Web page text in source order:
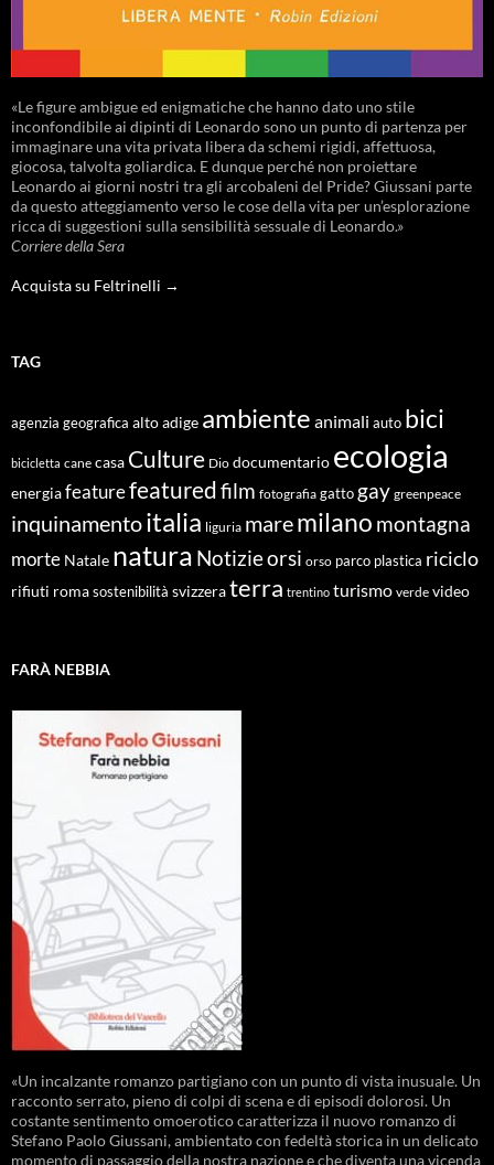
«Le figure ambigue ed enigmatiche che hanno dato uno stile
inconfondibile ai dipinti di Leonardo sono un punto di partenza per
immaginare una vita privata libera da schemi rigidi, affettuosa,
giocosa, talvolta goliardica. E dunque perché non proiettare
Leonardo ai giorni nostri tra gli arcobaleni del Pride? Giussani parte
da questo atteggiamento verso le cose della vita per un’esplorazione
ricca di suggestioni sulla sensibilità sessuale di Leonardo.»
Corriere della Sera
Acquista su Feltrinelli →
TAG
agenzia geografica alto adige ambiente animali auto bici
bicicletta cane casa Culture Dio documentario ecologia
energiafeaturefeaturedfilm fotografia gatto gay greenpeace
inquinamentoitalia liguria maremilano montagna
morte Natale natura Notizieorsi orso parco plastica riciclo
rifiuti roma sostenibilità svizzeraterra trentino turismo verde video
FARÀ NEBBIA
«Un incalzante romanzo partigiano con un punto di vista inusuale. Un
racconto serrato, pieno di colpi di scena e di episodi dolorosi. Un
costante sentimento omoerotico caratterizza il nuovo romanzo di
Stefano Paolo Giussani, ambientato con fedeltà storica in un delicato
momento di passaggio della nostra nazione e che diventa una vicenda